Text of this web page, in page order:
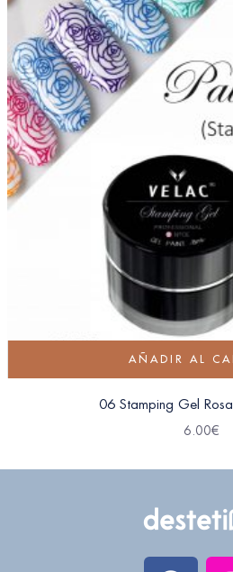
AÑADIR AL
06 Stamping Gel
6.00€